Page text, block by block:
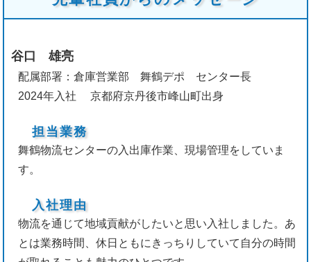
谷口 雄亮
配属部署：倉庫営業部 舞鶴デポ センター長
2024年入社京都府京丹後市峰山町出身
担当業務
舞鶴物流センターの入出庫作業、現場管理をしていま
す。
入社理由
物流を通じて地域貢献がしたいと思い入社しました。あ
とは業務時間、休日ともにきっちりしていて自分の時間